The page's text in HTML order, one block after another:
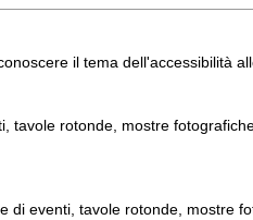
il tema dell'accessibilità
rotonde, mostre
eventi, tavole rotonde, mostre